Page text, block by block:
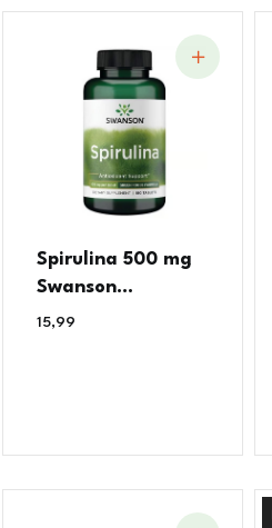
Spirulina 500 mg
Swanson...
15,99